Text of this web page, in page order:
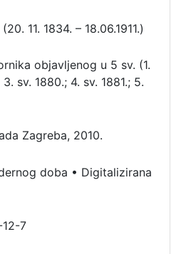
11. 1834. – 18.06.1911.)
objavljenog u 5 sv. (1.
sv. 1880.; 4. sv. 1881.; 5.
Zagreba, 2010.
doba • Digitalizirana
7